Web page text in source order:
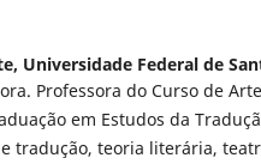
Universidade Federal de
Professora do Curso de
em Estudos da
tradução, teoria literária,